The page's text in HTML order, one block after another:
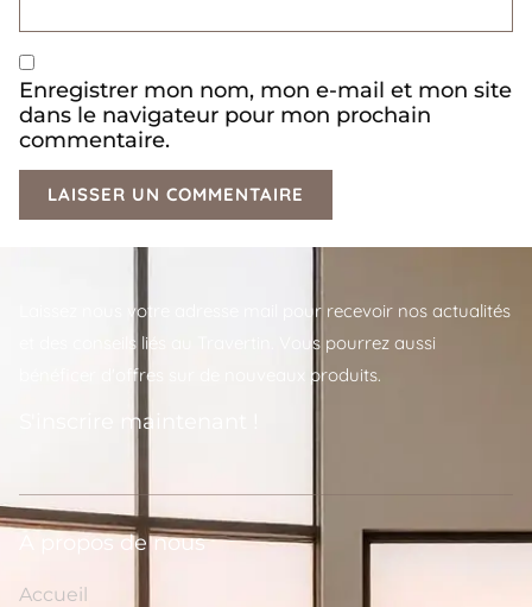
Enregistrer mon nom, mon e-mail et mon site
dans le navigateur pour mon prochain
commentaire.
Laissez nous votre adresse mail pour recevoir nos actualités
et des conseils liés au Travertin. Vous pourrez aussi
bénéficer d'offres sur de nouveaux produits.
S'inscrire maintenant !
A propos de nous
Accueil